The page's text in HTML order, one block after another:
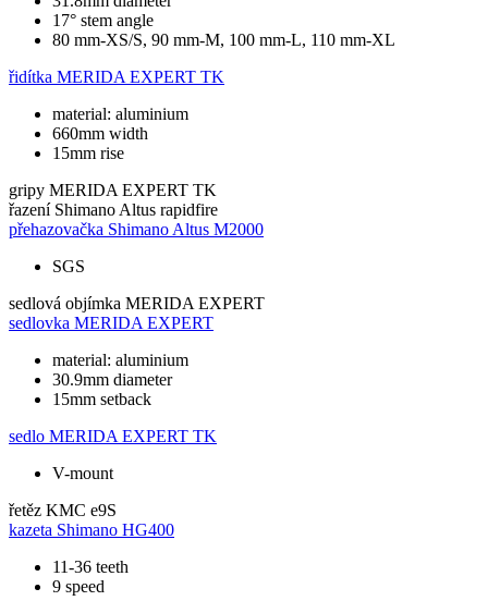
17° stem angle
80 mm-XS/S, 90 mm-M, 100 mm-L, 110 mm-XL
řidítka MERIDA EXPERT TK
material: aluminium
660mm width
15mm rise
gripy MERIDA EXPERT TK
řazení Shimano Altus rapidfire
přehazovačka Shimano Altus M2000
SGS
sedlová objímka MERIDA EXPERT
sedlovka MERIDA EXPERT
material: aluminium
30.9mm diameter
15mm setback
sedlo MERIDA EXPERT TK
V-mount
řetěz KMC e9S
kazeta Shimano HG400
11-36 teeth
9 speed